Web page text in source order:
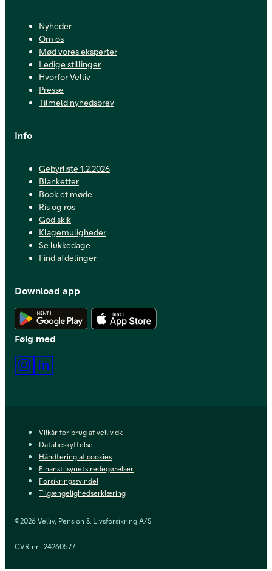
Nyheder
Om os
Mød vores eksperter
Ledige stillinger
Hvorfor Velliv
Presse
Tilmeld nyhedsbrev
Info
Gebyrliste 1.2.2026
Blanketter
Book et møde
Ris og ros
God skik
Klagemuligheder
Se lukkedage
Find afdelinger
Download app
Hent Android app
Følg med
Instagram
Vilkår for brug af velliv.dk
Databeskyttelse
Håndtering af cookies
Finanstilsynets redegørelser
Forsikringssvindel
Tilgængelighedserklæring
©2026 Velliv, Pension & Livsforsikring A/S
CVR nr.: 24260577